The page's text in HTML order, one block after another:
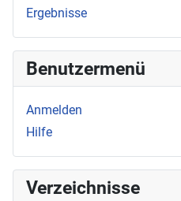
Ergebnisse
Benutzermenü
Anmelden
Hilfe
Verzeichnisse